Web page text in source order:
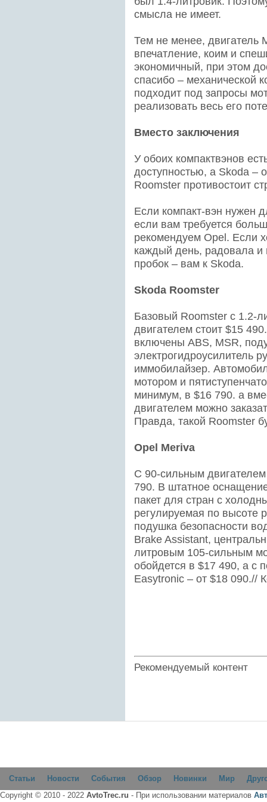
смысла не имеет.
Тем не менее, двигатель
впечатление, коим и
экономичный, при этом
спасибо – механической
подходит под запросы
реализовать весь его
Вместо заключения
У обоих компактвэнов
доступностью, а Skoda –
Roomster противостоит
Если компакт-вэн нужен
если вам требуется
рекомендуем Opel. Если
каждый день, радовала и
пробок – вам к Skoda.
Skoda Roomster
Базовый Roomster с 1.2-
двигателем стоит $15
включены ABS, MSR,
электрогидроусилитель
иммобилайзер.
мотором и
минимум, в $16 790. а
двигателем можно
Правда, такой Roomster
Opel Meriva
С 90-сильным
790. В штатное
пакет для стран с
регулируемая по высоте
подушка безопасности
Brake Assistant,
литровым 105-сильным
обойдется в $17 490, а с
Easytronic – от $18 090.//
Рекомендуемый контент
Статьи Новости События Обзор Новинки Мир
Copyright © 2010 - 2022 AvtoTrec.ru - При использовании материалов